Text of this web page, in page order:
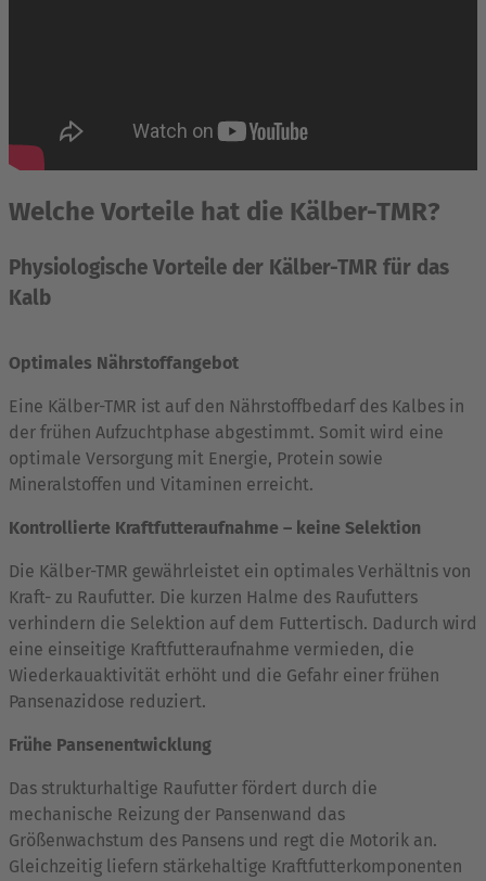
Welche Vorteile hat die Kälber-TMR?
Physiologische Vorteile der Kälber-TMR für das
Kalb
Optimales Nährstoffangebot
Eine Kälber-TMR ist auf den Nährstoffbedarf des Kalbes in
der frühen Aufzuchtphase abgestimmt. Somit wird eine
optimale Versorgung mit Energie, Protein sowie
Mineralstoffen und Vitaminen erreicht.
Kontrollierte Kraftfutteraufnahme – keine Selektion
Die Kälber-TMR gewährleistet ein optimales Verhältnis von
Kraft- zu Raufutter. Die kurzen Halme des Raufutters
verhindern die Selektion auf dem Futtertisch. Dadurch wird
eine einseitige Kraftfutteraufnahme vermieden, die
Wiederkauaktivität erhöht und die Gefahr einer frühen
Pansenazidose reduziert.
Frühe Pansenentwicklung
Das strukturhaltige Raufutter fördert durch die
mechanische Reizung der Pansenwand das
Größenwachstum des Pansens und regt die Motorik an.
Gleichzeitig liefern stärkehaltige Kraftfutterkomponenten